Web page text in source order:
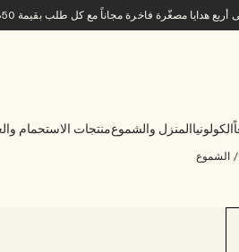
مصغّرة فاخرة مجاناً مع كل طلب بقيمة 850 ريالاً سعودياً أو أكثر.
الكولونيا المنزل والشموعمنتجات الاستحمام
/ الشموع